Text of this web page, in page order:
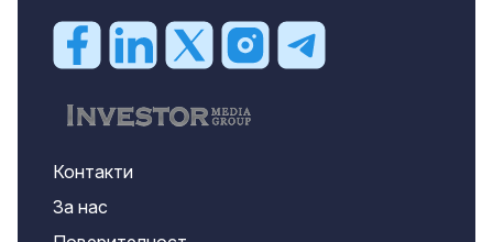
Контакти
За нас